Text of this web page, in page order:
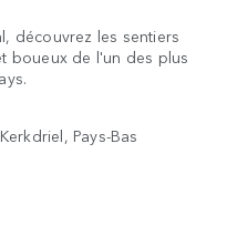
découvrez les sentiers
boueux de l'un des plus
Pays-Bas